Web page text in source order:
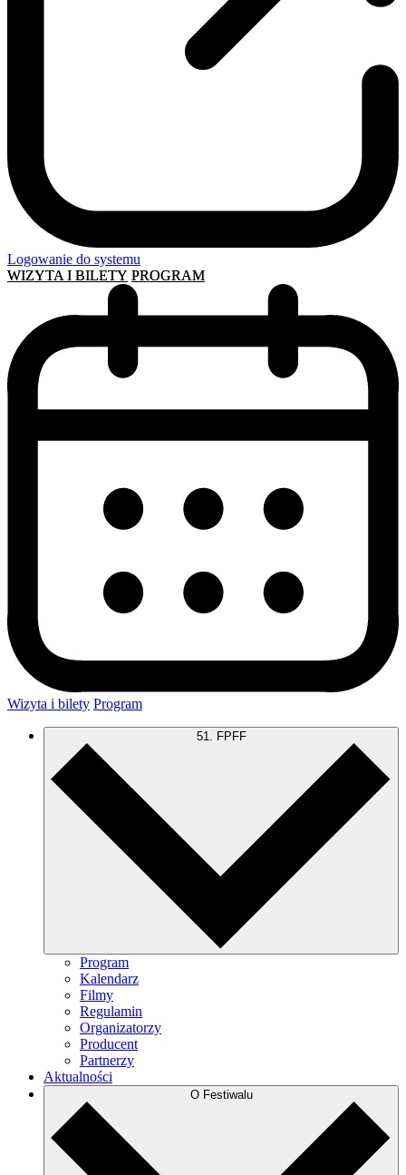
Logowanie do systemu
WIZYTA I BILETY PROGRAM
Wizyta i bilety Program
51. FPFF
Program
Kalendarz
Filmy
Regulamin
Organizatorzy
Producent
Partnerzy
Aktualności
O Festiwalu